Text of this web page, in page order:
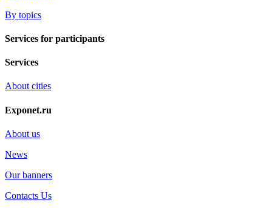
By topics
Services for participants
Services
About cities
Exponet.ru
About us
News
Our banners
Contacts Us